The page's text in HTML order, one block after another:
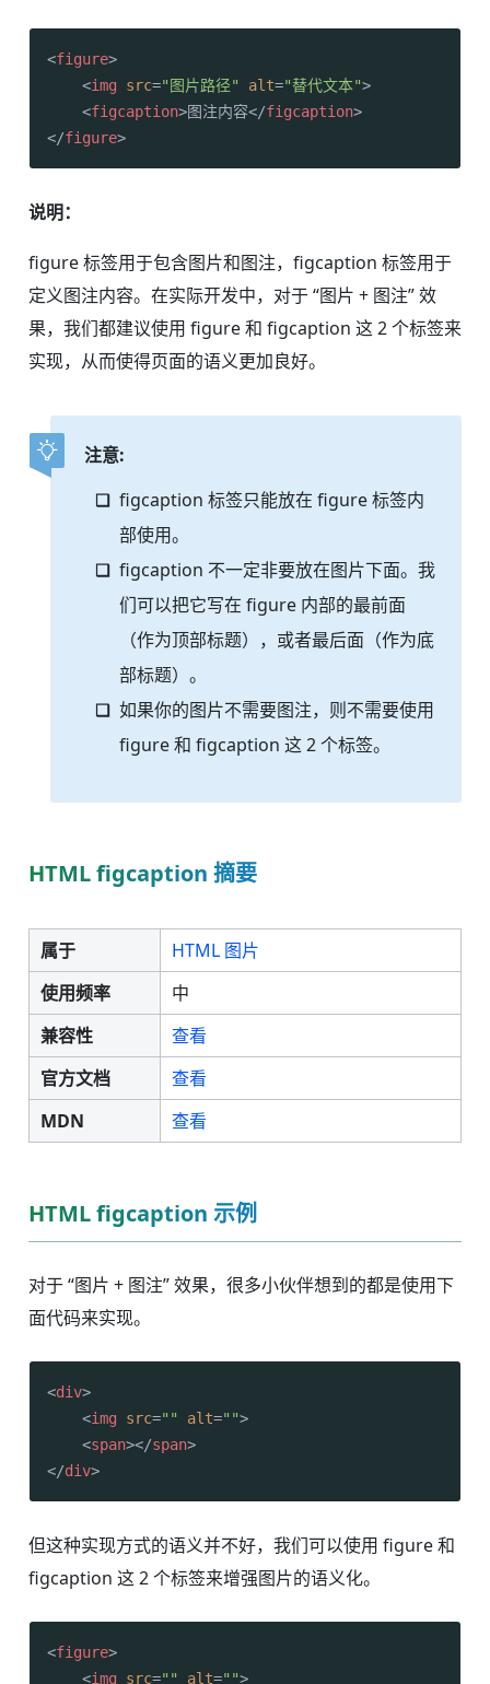
<figure>
<img src="图片路径" alt="替代文本">
<figcaption>图注内容</figcaption>
</figure>
说明：
figure 标签用于包含图片和图注，figcaption 标签用于
定义图注内容。在实际开发中，对于 “图片 + 图注” 效
果，我们都建议使用 figure 和 figcaption 这 2 个标签来
实现，从而使得页面的语义更加良好。
注意:
figcaption 标签只能放在 figure 标签内
部使用。
figcaption 不一定非要放在图片下面。我
们可以把它写在 figure 内部的最前面
（作为顶部标题），或者最后面（作为底
部标题）。
如果你的图片不需要图注，则不需要使用
figure 和 figcaption 这 2 个标签。
HTML figcaption 摘要
属于
HTML 图片
使用频率
中
兼容性
查看
官方文档
查看
MDN
查看
HTML figcaption 示例
对于 “图片 + 图注” 效果，很多小伙伴想到的都是使用下
面代码来实现。
<div>
<img src="" alt="">
<span></span>
</div>
但这种实现方式的语义并不好，我们可以使用 figure 和
figcaption 这 2 个标签来增强图片的语义化。
<figure>
<img src="" alt="">